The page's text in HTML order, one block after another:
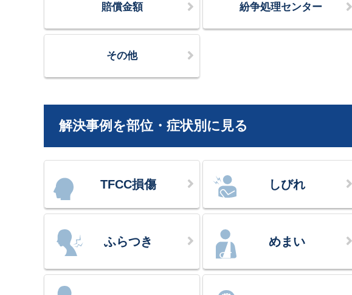
賠償金額 紛争処理センター
その他
解決事例を部位・症状別に見る
TFCC損傷 しびれ
ふらつき めまい